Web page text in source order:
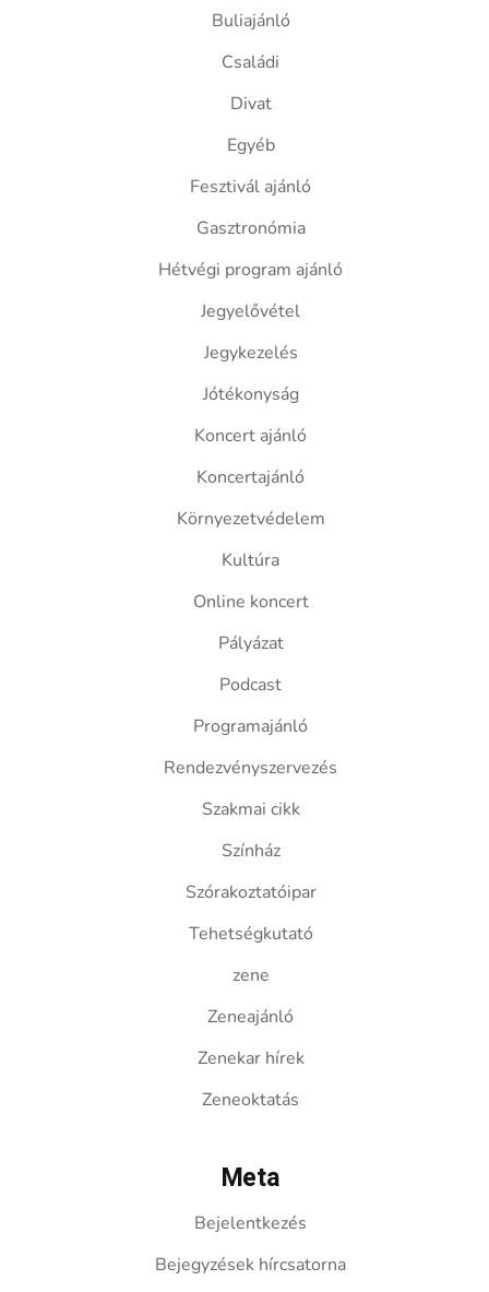
Buliajánló
Családi
Divat
Egyéb
Fesztivál ajánló
Gasztronómia
Hétvégi program ajánló
Jegyelővétel
Jegykezelés
Jótékonyság
Koncert ajánló
Koncertajánló
Környezetvédelem
Kultúra
Online koncert
Pályázat
Podcast
Programajánló
Rendezvényszervezés
Szakmai cikk
Színház
Szórakoztatóipar
Tehetségkutató
zene
Zeneajánló
Zenekar hírek
Zeneoktatás
Meta
Bejelentkezés
Bejegyzések hírcsatorna